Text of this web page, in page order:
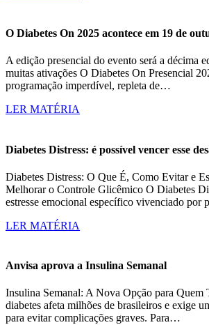
O Diabetes On 2025 acontece em 19 de
A edição presencial do evento será a décima
muitas ativações O Diabetes On Presencial
programação imperdível, repleta de…
LER MATÉRIA
Diabetes Distress: é possível vencer esse
Diabetes Distress: O Que É, Como Evitar e
Melhorar o Controle Glicêmico O Diabetes
estresse emocional específico vivenciado por
LER MATÉRIA
Anvisa aprova a Insulina Semanal
Insulina Semanal: A Nova Opção para Quem
diabetes afeta milhões de brasileiros e exige
para evitar complicações graves. Para…